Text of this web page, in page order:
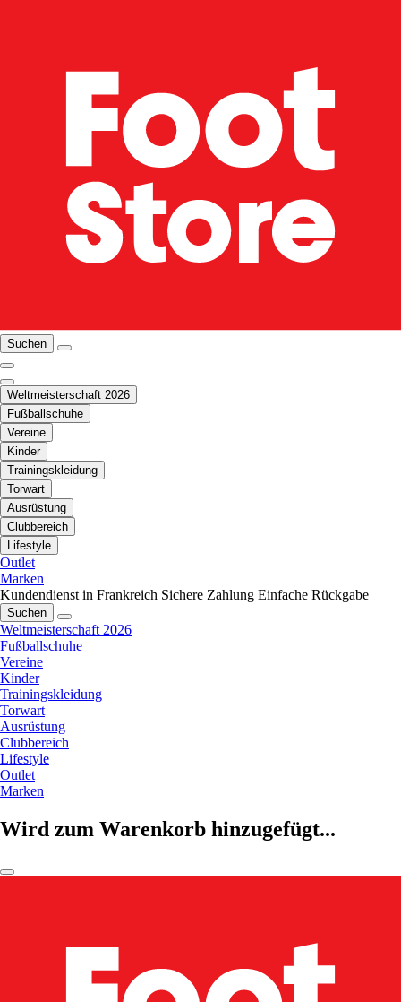
Suchen
Weltmeisterschaft 2026
Fußballschuhe
Vereine
Kinder
Trainingskleidung
Torwart
Ausrüstung
Clubbereich
Lifestyle
Outlet
Marken
Kundendienst in Frankreich Sichere Zahlung Einfache Rückgabe
Suchen
Weltmeisterschaft 2026
Fußballschuhe
Vereine
Kinder
Trainingskleidung
Torwart
Ausrüstung
Clubbereich
Lifestyle
Outlet
Marken
Wird zum Warenkorb hinzugefügt...